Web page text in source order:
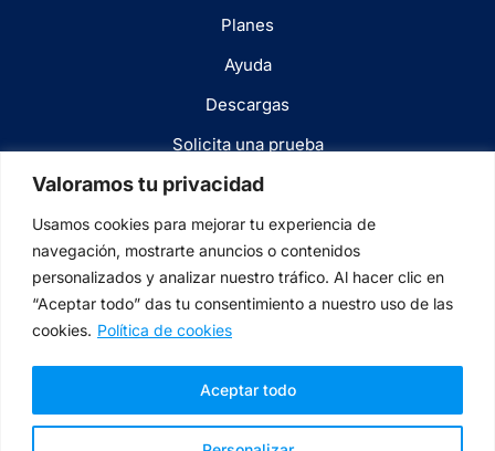
Valoramos tu privacidad
Usamos cookies para mejorar tu experiencia de
navegación, mostrarte anuncios o contenidos
personalizados y analizar nuestro tráfico. Al hacer clic en
“Aceptar todo” das tu consentimiento a nuestro uso de las
cookies. Política de cookies
Aceptar todo
Planes
Ayuda
Descargas
Solicita una prueba
Blog
Legal
Términos y condiciones
Política de cookies